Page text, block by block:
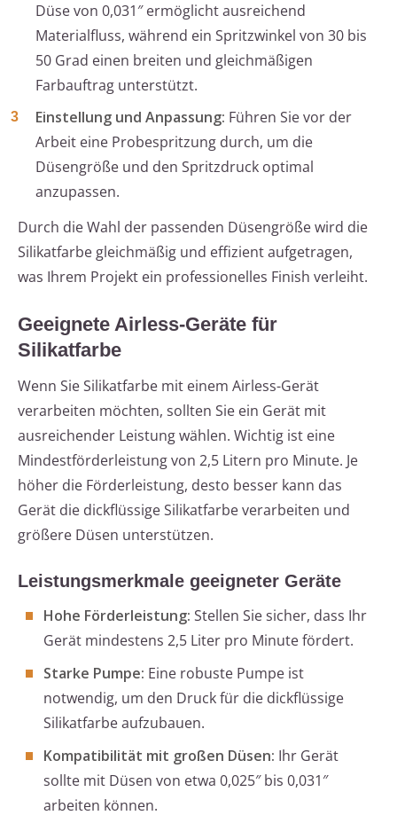
Düse von 0,031″ ermöglicht ausreichend
Materialfluss, während ein Spritzwinkel von 30 bis
50 Grad einen breiten und gleichmäßigen
Farbauftrag unterstützt.
Einstellung und Anpassung: Führen Sie vor der
Arbeit eine Probespritzung durch, um die
Düsengröße und den Spritzdruck optimal
anzupassen.
Durch die Wahl der passenden Düsengröße wird die
Silikatfarbe gleichmäßig und effizient aufgetragen,
was Ihrem Projekt ein professionelles Finish verleiht.
Geeignete Airless-Geräte für
Silikatfarbe
Wenn Sie Silikatfarbe mit einem Airless-Gerät
verarbeiten möchten, sollten Sie ein Gerät mit
ausreichender Leistung wählen. Wichtig ist eine
Mindestförderleistung von 2,5 Litern pro Minute. Je
höher die Förderleistung, desto besser kann das
Gerät die dickflüssige Silikatfarbe verarbeiten und
größere Düsen unterstützen.
Leistungsmerkmale geeigneter Geräte
Hohe Förderleistung: Stellen Sie sicher, dass Ihr
Gerät mindestens 2,5 Liter pro Minute fördert.
Starke Pumpe: Eine robuste Pumpe ist
notwendig, um den Druck für die dickflüssige
Silikatfarbe aufzubauen.
Kompatibilität mit großen Düsen: Ihr Gerät
sollte mit Düsen von etwa 0,025″ bis 0,031″
arbeiten können.